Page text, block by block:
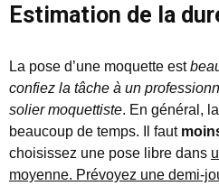
Estimation de la
La pose d’une moquette est
confiez la tâche à un
solier moquettiste. En général,
beaucoup de temps. Il faut
choisissez une pose libre dans
moyenne. Prévoyez une demi-